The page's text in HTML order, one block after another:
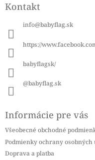
pKontakt
info@babyflag.sk
https://
babyflagsk/
@babyflag.sk
Informácie pre vás
Všeobecné obchodné
Podmienky ochrany osobných
Doprava a platba